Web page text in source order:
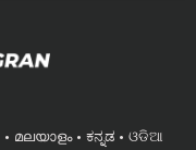
മലയാളം ಕನ್ನಡ
ଓଡିଆ